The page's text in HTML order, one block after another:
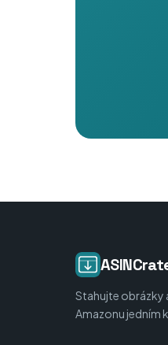
Stahujte obrázky
Amazonu jedním